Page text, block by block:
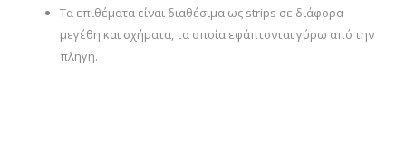
Τα επιθέματα είναι διαθέσιμα ως strips σε διάφορα
μεγέθη και σχήματα, τα οποία εφάπτονται γύρω από την
πληγή.